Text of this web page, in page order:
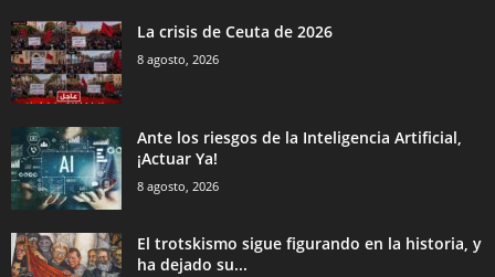
La crisis de Ceuta de 2026
8 agosto, 2026
Ante los riesgos de la Inteligencia Artificial,
¡Actuar Ya!
8 agosto, 2026
El trotskismo sigue figurando en la historia, y
ha dejado su...